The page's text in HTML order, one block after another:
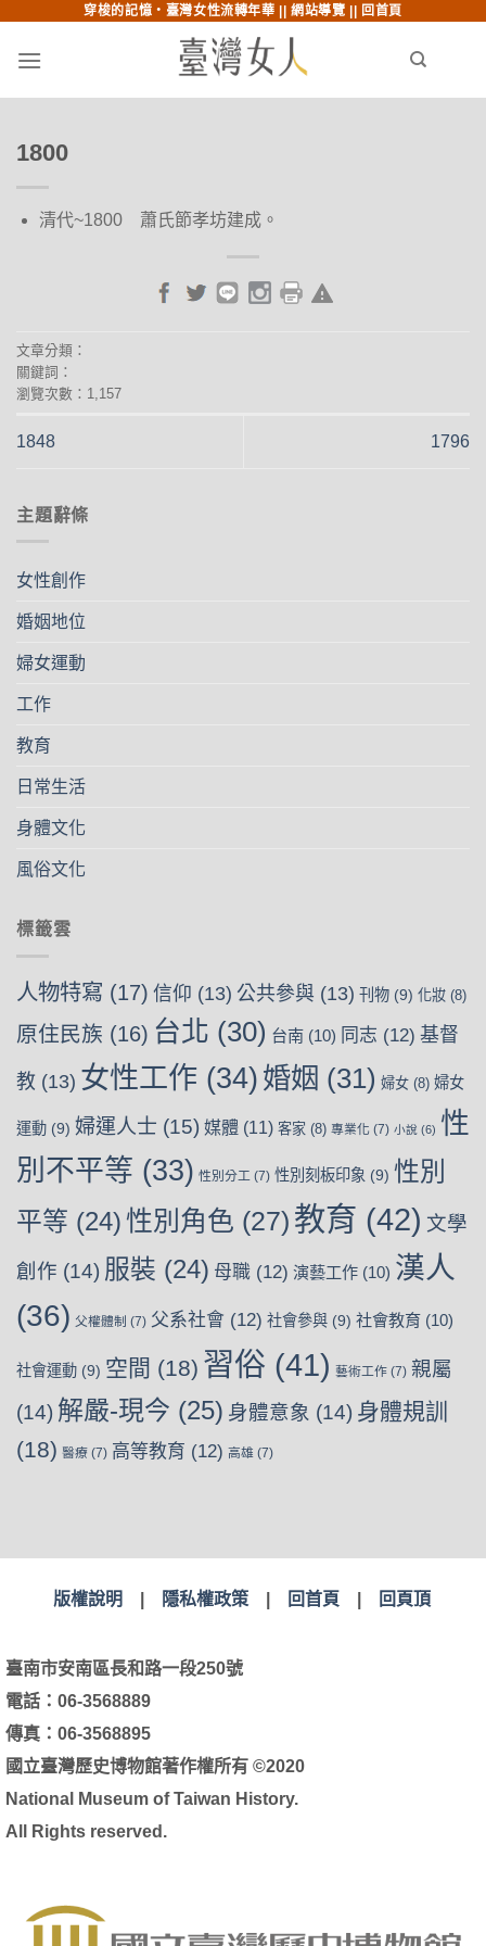
跳至內文
跳至索引列穿梭的記憶‧臺灣女性流轉年華 ||網站導覽 || 回首頁
1800
清代~1800 蕭氏節孝坊建成。
文章分類：
關鍵詞：
瀏覽次數：1,157
1848 1796
主題辭條
女性創作
婚姻地位
婦女運動
工作
教育
日常生活
身體文化
風俗文化
標籤雲
人物特寫 (17) 信仰 (13) 公共參與 (13) 刊物 (9) 化妝 (8)
原住民族 (16) 台北 (30) 台南 (10) 同志 (12) 基督
教 (13) 女性工作 (34) 婚姻 (31) 婦女 (8) 婦女
運動 (9) 婦運人士 (15) 媒體 (11) 客家 (8) 專業化 (7) 小說 (6) 性
別不平等 (33) 性別分工 (7) 性別刻板印象 (9) 性別
平等 (24) 性別角色 (27) 教育 (42) 文學
創作 (14) 服裝 (24) 母職 (12) 演藝工作 (10) 漢人
(36) 父權體制 (7) 父系社會 (12) 社會參與 (9) 社會教育 (10)
社會運動 (9) 空間 (18) 習俗 (41) 藝術工作 (7) 親屬
(14) 解嚴-現今 (25) 身體意象 (14) 身體規訓
(18) 醫療 (7) 高等教育 (12) 高雄 (7)
版權說明 隱私權政策| 回首頁 回頁頂
臺南市安南區長和路一段250號
電話：06-3568889
傳真：06-3568895
國立臺灣歷史博物館著作權所有 ©2020
National Museum of Taiwan History.
All Rights reserved.